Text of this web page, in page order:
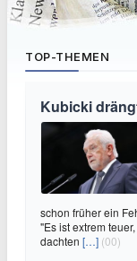
TOP-THEMEN
Kubicki
schon früher ein
"Es ist extrem
dachten […] (00)